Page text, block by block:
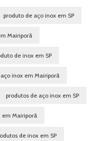
produto de aço inox em SP
Mairiporã
de inox em SP
inox em Mairiporã
produtos de aço inox em SP
em Mairiporã
de inox em SP